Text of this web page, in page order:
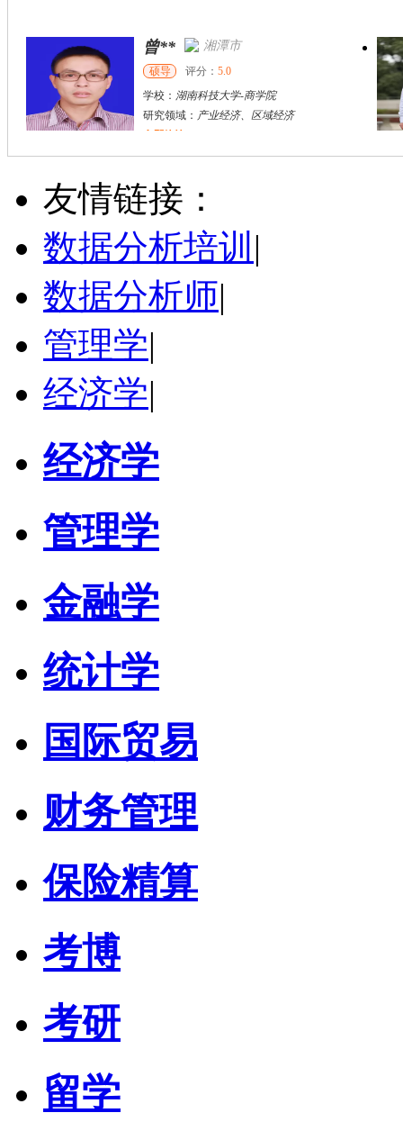
曾** 湘潭市
硕导 评分： 5.0
学校： 湖南科技大学-商学院
研究领域： 产业经济、区域经济
立即咨询
胡** 株洲市
硕导
学校：湖南工业大学
立即咨询
友情链接：
数据分析培训 |
数据分析师|
管理学|
经济学|
经济学
管理学
金融学
统计学
国际贸易
财务管理
保险精算
考博
考研
留学